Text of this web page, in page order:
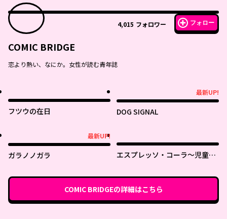
4,015 フォロワー フォロー
COMIC BRIDGE
恋より熱い、なにか。女性が読む青年誌
フツウの在日
最新UP!
DOG SIGNAL
最新UP!
ガラノノガラ
エスプレッソ・コーラ～児童発
COMIC BRIDGEの詳細はこちら